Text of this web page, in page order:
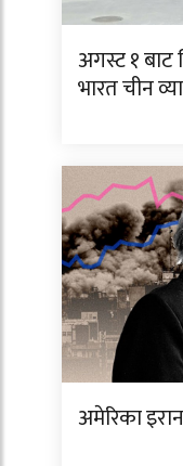
अगस्ट १
भारत चीन
अमेरिका इरान